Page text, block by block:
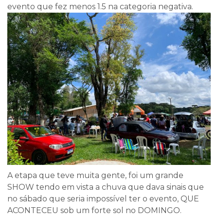
evento que fez menos 1.5 na categoria negativa.
A etapa que teve muita gente, foi um grande
SHOW tendo em vista a chuva que dava sinais que
no sábado que seria impossível ter o evento, QUE
ACONTECEU sob um forte sol no DOMINGO.